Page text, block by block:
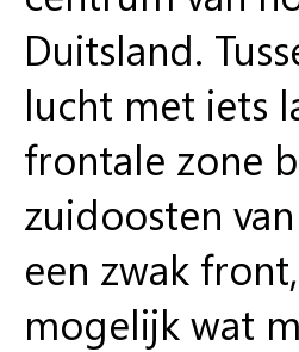
Duitsland.
lucht met iets
frontale zone
zuidoosten
een zwak
mogelijk wat